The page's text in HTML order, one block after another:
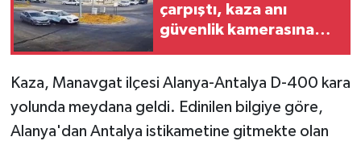
çarpıştı, kaza anı
güvenlik kamerasına
Kaza, Manavgat ilçesi Alanya-Antalya D-400 kara
yolunda meydana geldi. Edinilen bilgiye göre,
Alanya'dan Antalya istikametine gitmekte olan